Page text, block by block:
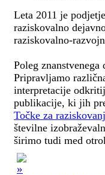
Leta 2011 je
raziskovalno
raziskovalno-
Poleg
Pripravljamo
interpretacije
publikacije, ki jih
Točke za
številne
širimo tudi med